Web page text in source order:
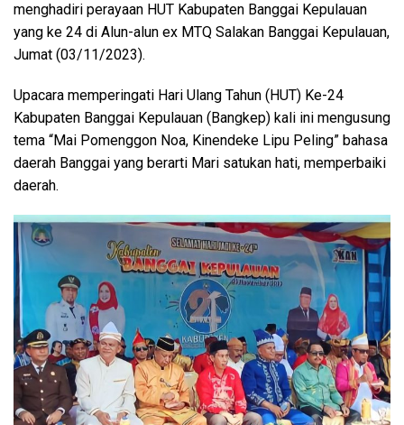
menghadiri perayaan HUT Kabupaten Banggai Kepulauan
yang ke 24 di Alun-alun ex MTQ Salakan Banggai Kepulauan,
Jumat (03/11/2023).
Upacara memperingati Hari Ulang Tahun (HUT) Ke-24
Kabupaten Banggai Kepulauan (Bangkep) kali ini mengusung
tema “Mai Pomenggon Noa, Kinendeke Lipu Peling” bahasa
daerah Banggai yang berarti Mari satukan hati, memperbaiki
daerah.